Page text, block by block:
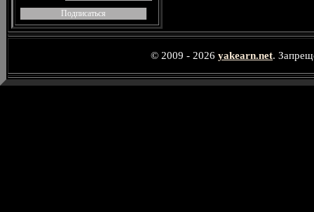
© 2009 - 2026 yakearn.net.